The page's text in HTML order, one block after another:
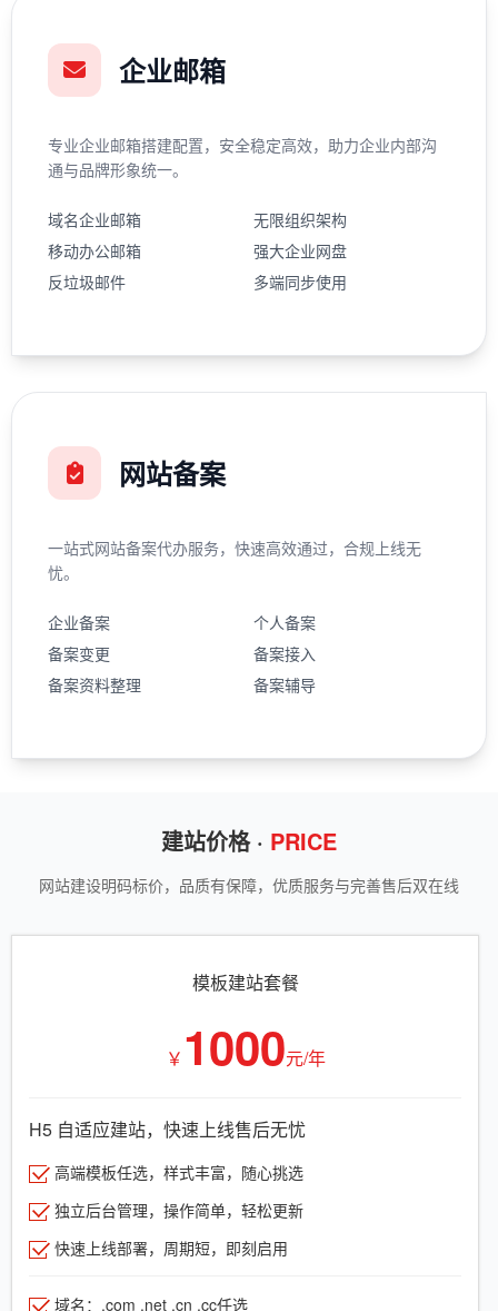
企业邮箱
专业企业邮箱搭建配置，安全稳定高效，助力企业内部沟
通与品牌形象统一。
域名企业邮箱
无限组织架构
移动办公邮箱
强大企业网盘
反垃圾邮件
多端同步使用
网站备案
一站式网站备案代办服务，快速高效通过，合规上线无
忧。
企业备案
个人备案
备案变更
备案接入
备案资料整理
备案辅导
建站价格 · PRICE
网站建设明码标价，品质有保障，优质服务与完善售后双在线
模板建站套餐
￥ 1000元/年
H5 自适应建站，快速上线售后无忧
高端模板任选，样式丰富，随心挑选
独立后台管理，操作简单，轻松更新
快速上线部署，周期短，即刻启用
域名：.com .net .cn .cc任选